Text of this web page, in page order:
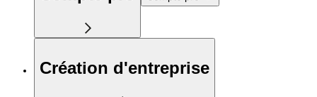
Création d'entreprise